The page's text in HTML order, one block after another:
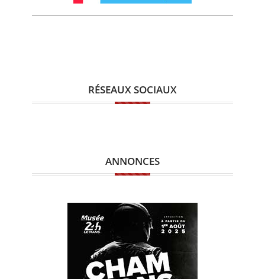
RÉSEAUX SOCIAUX
ANNONCES